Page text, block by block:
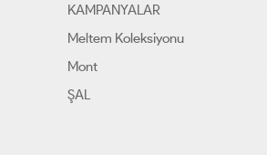
KAMPANYALAR
Meltem Koleksiyonu
Mont
ŞAL